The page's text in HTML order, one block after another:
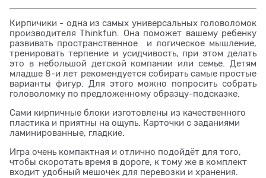
Кирпичики - одна из самых универсальных головоломок
производителя Thinkfun. Она поможет вашему ребенку
развивать пространственное и логическое мышление,
тренировать терпение и усидчивость, при этом делать
это в небольшой детской компании или семье. Детям
младше 8-и лет рекомендуется собирать самые простые
варианты фигур. Для этого можно попросить собрать
головоломку по предложенному образцу-подсказке.
Сами кирпичные блоки изготовлены из качественного
пластика и приятны на ощупь. Карточки с заданиями
ламинированные, гладкие.
Игра очень компактная и отлично подойдёт для того,
чтобы скоротать время в дороге, к тому же в комплект
входит удобный мешочек для перевозки и хранения.